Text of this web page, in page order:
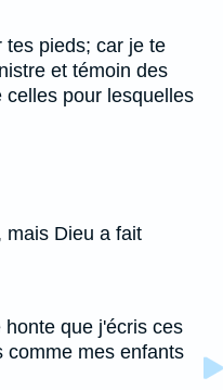
tes pieds; car je te
et témoin des
pour lesquelles
mais Dieu a fait
que j'écris ces
comme mes enfants